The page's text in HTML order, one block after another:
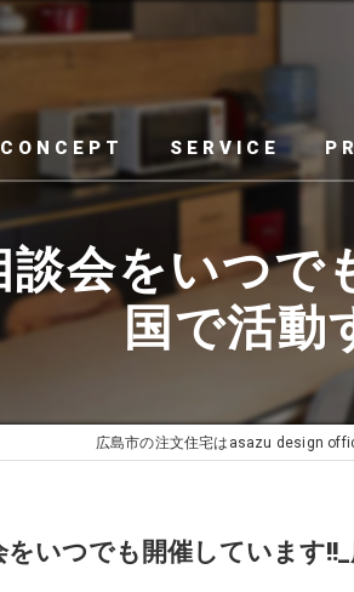
CONCEPT SERVICE
会をいつで
国で活動
広島市の注文住宅はasazu design
いつでも開催しています